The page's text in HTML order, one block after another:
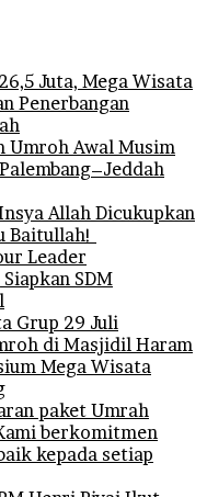
Juta, Mega Wisata
Penerbangan
Umroh Awal Musim
Allah Dicukupkan
Baitullah!
Leader
SDM
Grup 29 Juli
di Masjidil Haram
Mega Wisata
paket Umrah
berkomitmen
kepada setiap